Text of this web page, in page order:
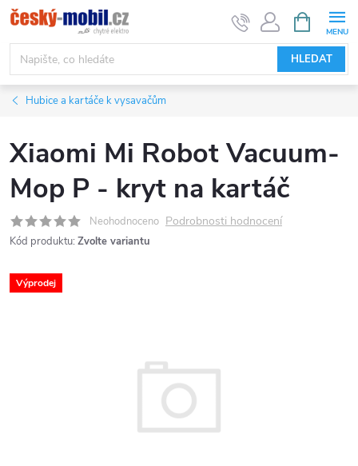
Přejít
na
obsah
HLEDAT
NÁKUPNÍ
KOŠÍK
Hubice a kartáče k vysavačům
Xiaomi Mi Robot Vacuum-
Mop P - kryt na kartáč
Neohodnoceno Podrobnosti hodnocení
Kód produktu: Zvolte variantu
Výprodej